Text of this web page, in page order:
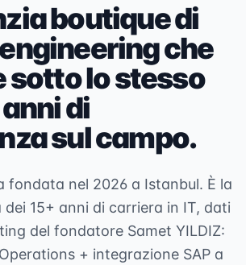
boutique di
che
sotto lo stesso
di
sul campo.
fondata nel 2026 a Istanbul. È la
15+ anni di carriera in IT, dati
del fondatore Samet YILDIZ:
+ integrazione SAP a